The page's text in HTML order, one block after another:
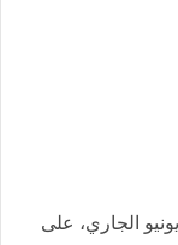
​اهتزت مدينة وجدة، مساء اليوم الثلاثاء 30 يونيو الجاري، على